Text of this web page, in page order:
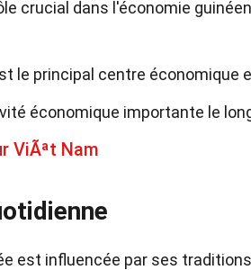
crucial dans l'économie
le principal centre économique
économique importante le
ViÃªt Nam
est influencée par ses